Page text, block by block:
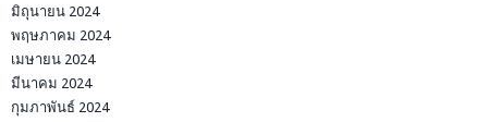
มิถุนายน 2024
พฤษภาคม 2024
เมษายน 2024
มีนาคม 2024
กุมภาพันธ์ 2024